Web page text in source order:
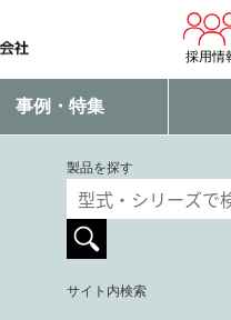
採用情
事例・特集
製品を探す
サイト内検索